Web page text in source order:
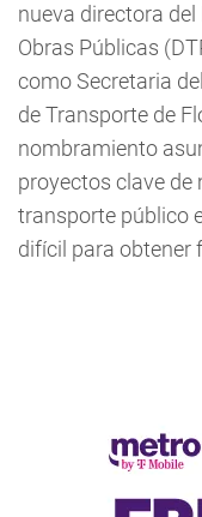
nueva directora
Obras Públicas
como Secretaria
de Transporte de
nombramiento
proyectos clave de
transporte público
difícil para obtener